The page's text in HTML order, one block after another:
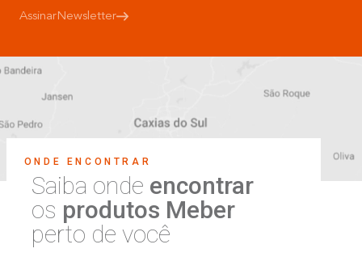
AssinarNewsletter
ONDE ENCONTRAR
Saiba onde encontrar
os produtos Meber
perto de você